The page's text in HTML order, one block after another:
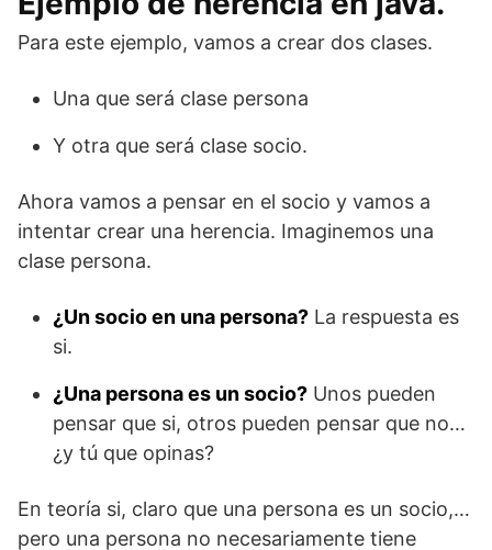
Para este ejemplo, vamos a crear dos clases.
Una que será clase persona
Y otra que será clase socio.
Ahora vamos a pensar en el socio y vamos a
intentar crear una herencia. Imaginemos una
clase persona.
¿Un socio en una persona? La respuesta es
si.
¿Una persona es un socio? Unos pueden
pensar que si, otros pueden pensar que no…
¿y tú que opinas?
En teoría si, claro que una persona es un socio,…
pero una persona no necesariamente tiene